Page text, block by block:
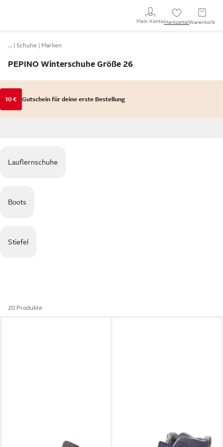
Mein KontoMerkzettel Warenkorb
… Schuhe Marken
PEPINO Winterschuhe Größe 26
10 € Gutschein für deine erste Bestellung
Lauflernschuhe
Boots
Stiefel
20 Produkte
PEPINO BY RICOSTA PEPINO BY RICOSTAJanne